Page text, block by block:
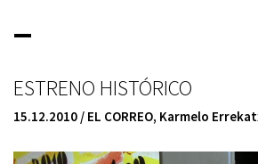
ESTRENO HISTÓRICO
15.12.2010 / EL CORREO, Karmelo